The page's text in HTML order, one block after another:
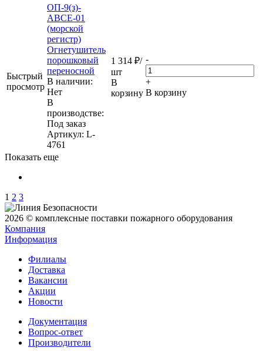
Быстрый
просмотр
ОП-9(з)-
АВСЕ-01
(морской
регистр)
Огнетушитель
порошковый
переносной
В наличии:
Нет
В
производстве:
Под заказ
Артикул: L-
4761
1 314 ₽/
шт
В
корзину
-
+
В корзину
Показать еще
1 2 3
2026 © комплексные поставки пожарного оборудования
Компания
Информация
Филиалы
Доставка
Вакансии
Акции
Новости
Документация
Вопрос-ответ
Производители